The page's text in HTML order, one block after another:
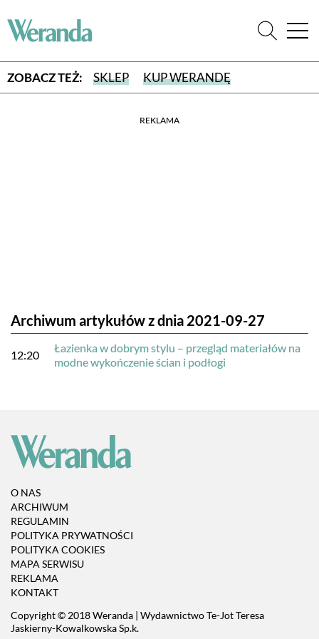
ZOBACZ TEŻ: SKLEP KUP WERANDĘ
REKLAMA
Archiwum artykułów z dnia 2021-09-27
12:20
Łazienka w dobrym stylu – przegląd materiałów na
modne wykończenie ścian i podłogi
O NAS
ARCHIWUM
REGULAMIN
POLITYKA PRYWATNOŚCI
POLITYKA COOKIES
MAPA SERWISU
REKLAMA
KONTAKT
Copyright © 2018 Weranda | Wydawnictwo Te-Jot Teresa
Jaskierny-Kowalkowska Sp.k.